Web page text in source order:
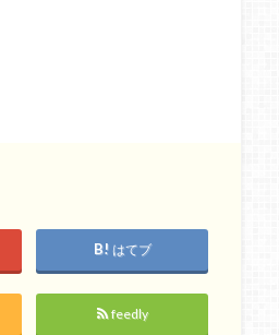
はてブ
feedly